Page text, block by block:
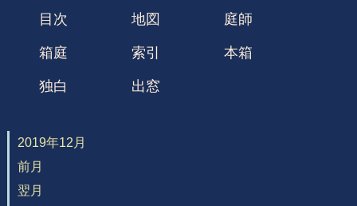
目次 地図 庭師
箱庭 索引 本箱
独白 出窓
2019年12月
前月
翌月